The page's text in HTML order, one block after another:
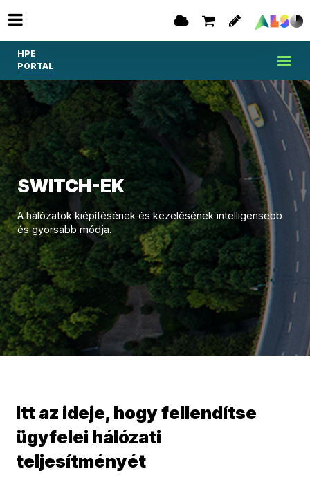
HPE
PORTAL
SWITCH-EK
A hálózatok kiépítésének és kezelésének intelligensebb
és gyorsabb módja.
Itt az ideje, hogy fellendítse
ügyfelei hálózati
teljesítményét